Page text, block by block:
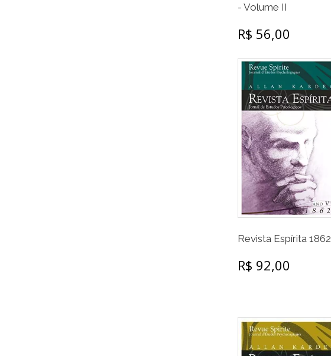
- Volume II
R$ 56,00
Revista Espírita 1862
R$ 92,00